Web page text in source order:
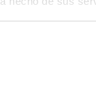
que los precios,
altos. Esto
con alta